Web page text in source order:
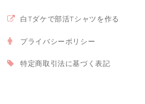
白Tダケで部活Tシャツを作る
プライバシーポリシー
特定商取引法に基づく表記